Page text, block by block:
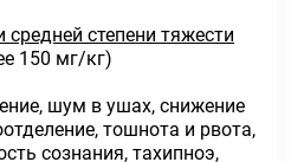
степени тяжести
150 мг/кг)
шум в ушах, снижение
тошнота и рвота,
сознания, тахипноэ,